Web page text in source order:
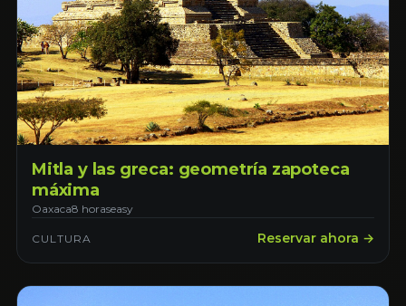
Mitla y las greca: geometría zapoteca
máxima
Oaxaca8 horaseasy
CULTURA Reservar ahora →